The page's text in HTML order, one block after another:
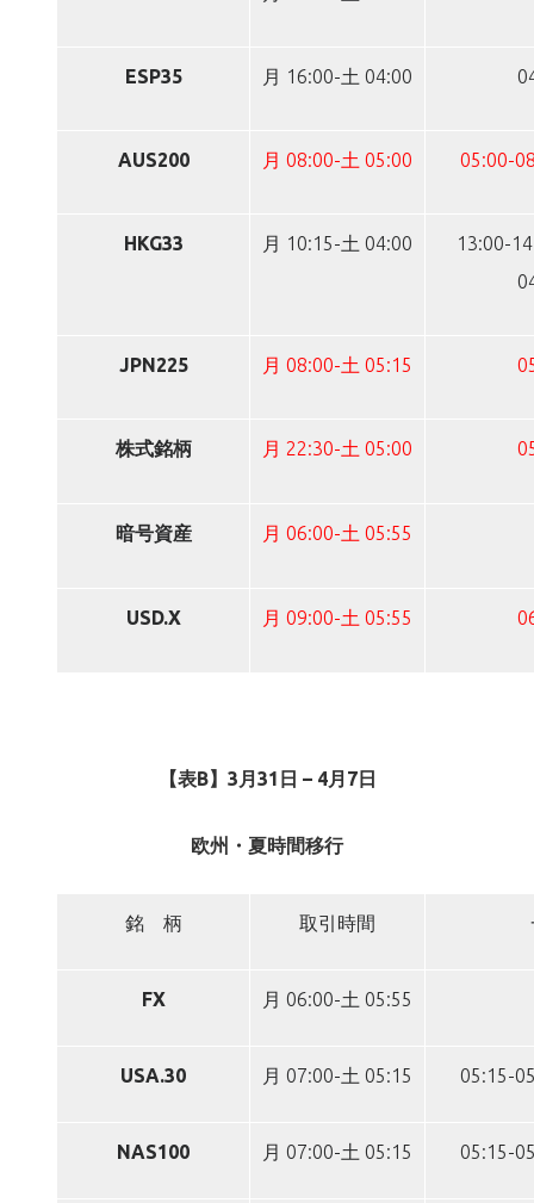
ESP35 月 16:00-土 04:00
AUS200 月 08:00-土 05:00 05:00-
HKG33 月 10:15-土 04:00
13:00-
JPN225 月 08:00-土 05:15
株式銘柄 月 22:30-土 05:00
暗号資産 月 06:00-土 05:55
USD.X 月 09:00-土 05:55
【表B】3月31日 – 4月7日
欧州・夏時間移行
銘 柄 取引時間
FX 月 06:00-土 05:55
USA.30 月 07:00-土 05:15 05:15-
NAS100 月 07:00-土 05:15 05:15-